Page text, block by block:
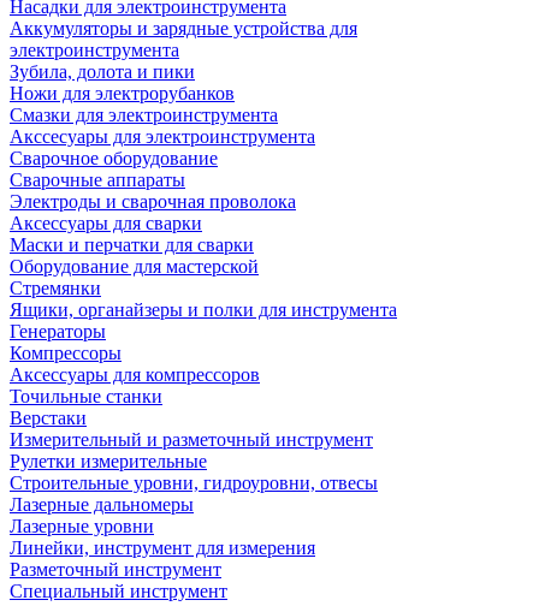
Насадки для электроинструмента
Аккумуляторы и зарядные устройства для
электроинструмента
Зубила, долота и пики
Ножи для электрорубанков
Смазки для электроинструмента
Акссесуары для электроинструмента
Сварочное оборудование
Сварочные аппараты
Электроды и сварочная проволока
Аксессуары для сварки
Маски и перчатки для сварки
Оборудование для мастерской
Стремянки
Ящики, органайзеры и полки для инструмента
Генераторы
Компрессоры
Аксессуары для компрессоров
Точильные станки
Верстаки
Измерительный и разметочный инструмент
Рулетки измерительные
Строительные уровни, гидроуровни, отвесы
Лазерные дальномеры
Лазерные уровни
Линейки, инструмент для измерения
Разметочный инструмент
Специальный инструмент